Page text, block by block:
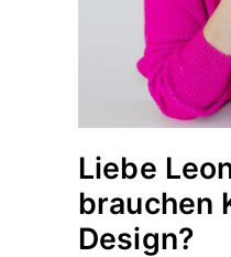
Liebe
brauchen
Design?